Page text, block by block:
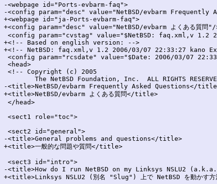
-<webpage id="Ports-evbarm-faq">
-<config param="desc" value="NetBSD/evbarm Frequently
+<webpage id="ja-Ports-evbarm-faq">
+<config param="desc" value="NetBSD/evbarm よくある質問"/
<config param="cvstag" value="$NetBSD: faq.xml,v 1.2
+<!-- Based on english version: -->
+<!-- NetBSD: faq.xml,v 1.2 2006/03/07 22:33:27 kano
<config param="rcsdate" value="$Date: 2006/03/07
<head>
<!-- Copyright (c) 2005
-<title>NetBSD/evbarm Frequently Asked Questions</
+<title>NetBSD/evbarm よくある質問</title>
</head>
<sect1 role="toc">
<sect2 id="general">
-<title>General problems and questions</title>
+<title>一般的な問題や質問</title>
<sect3 id="intro">
-<title>How do I run NetBSD on my Linksys NSLU2
+<title>Linksys NSLU2 (別名 "Slug") 上で NetBSD を動かす